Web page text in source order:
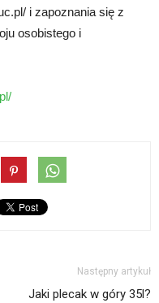
i zapoznania się z
osobistego i
Następny artykuł
Jaki plecak w góry 35l?